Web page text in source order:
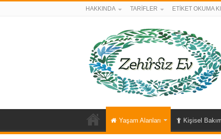
HAKKINDA TARİFLER ETİKET OKUMA
Yaşam Alanları Kişisel